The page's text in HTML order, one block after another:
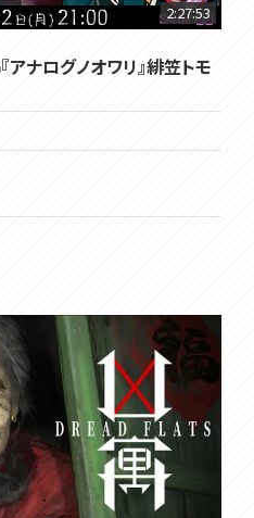
2:27:53
アナログノオワリ』緋笠トモ